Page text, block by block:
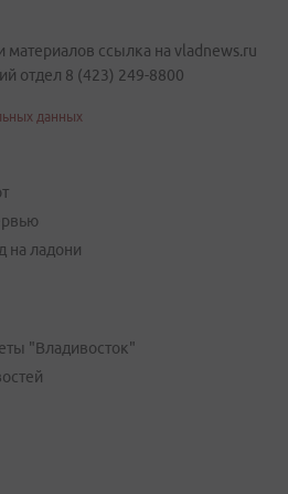
ссылка на vladnews.ru
отдел 8 (423) 249-8800
данных
на ладони
"Владивосток"